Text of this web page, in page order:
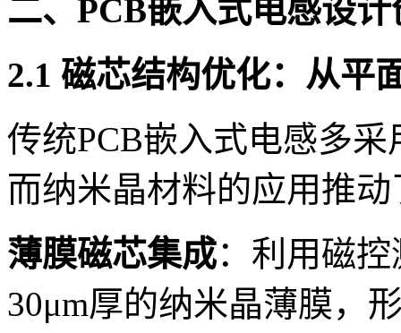
二、PCB嵌入式电感设
2.1 磁芯结构优化：从平
传统PCB嵌入式电感多
而纳米晶材料的应用推
薄膜磁芯集成：利用磁
30μm厚的纳米晶薄膜，